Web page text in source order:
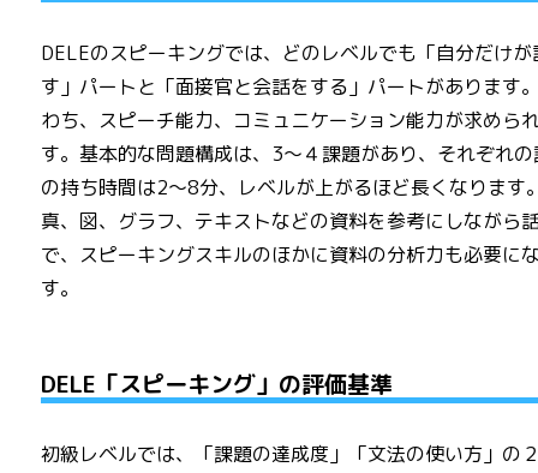
DELEのスピーキングでは、どのレベルでも「自分だけが
す」パートと「面接官と会話をする」パートがあります
わち、スピーチ能力、コミュニケーション能力が求めら
す。基本的な問題構成は、3～４課題があり、それぞれ
の持ち時間は2～8分、レベルが上がるほど長くなります
真、図、グラフ、テキストなどの資料を参考にしながら
で、スピーキングスキルのほかに資料の分析力も必要に
す。
DELE「スピーキング」の評価基準
初級レベルでは、「課題の達成度」「文法の使い方」の